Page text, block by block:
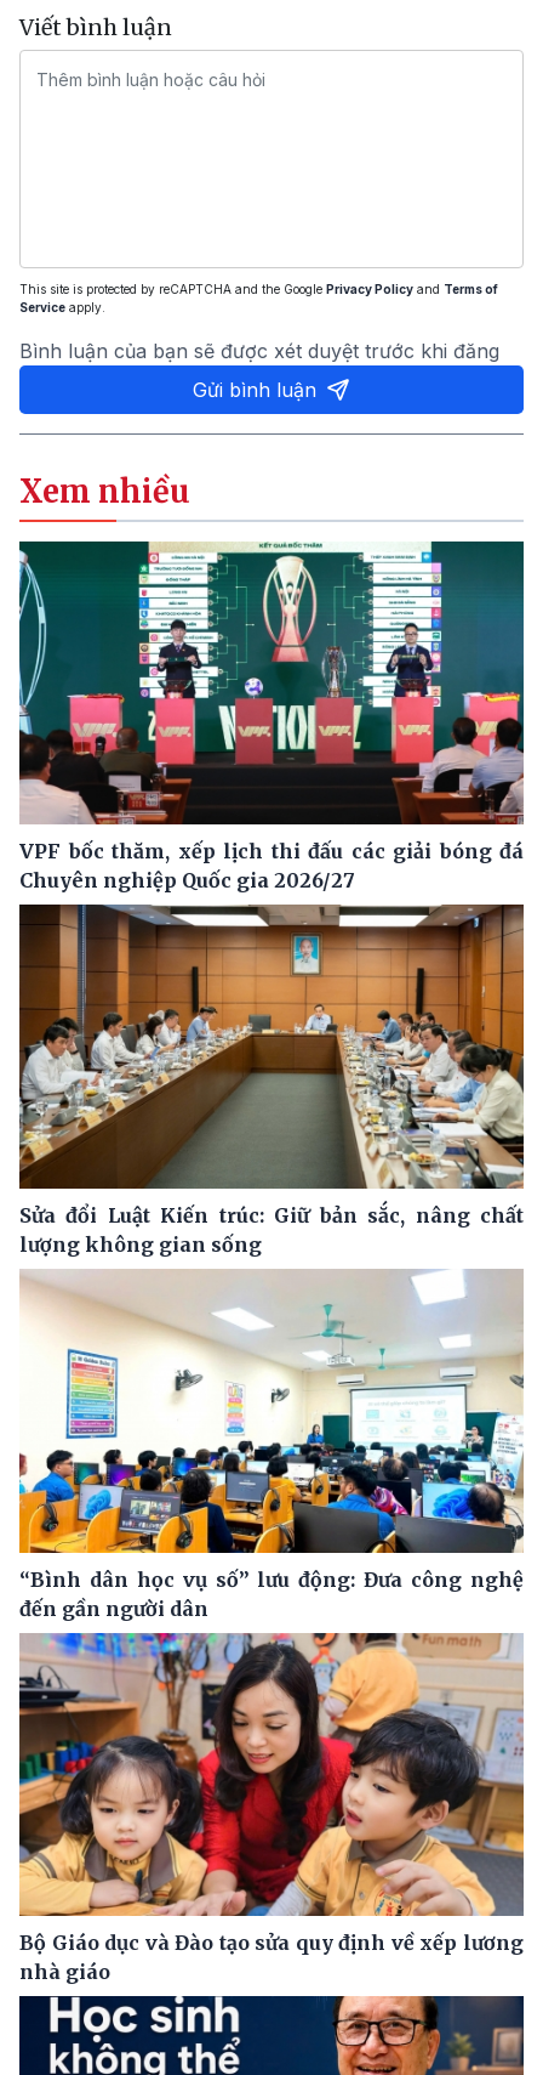
Viết bình luận
This site is protected by reCAPTCHA and the Google Privacy Policy and Terms of
Service apply.
Bình luận của bạn sẽ được xét duyệt trước khi đăng
Gửi bình luận
Xem nhiều
VPF bốc thăm, xếp lịch thi đấu các giải bóng đá
Chuyên nghiệp Quốc gia 2026/27
Sửa đổi Luật Kiến trúc: Giữ bản sắc, nâng chất
lượng không gian sống
“Bình dân học vụ số” lưu động: Đưa công nghệ
đến gần người dân
Bộ Giáo dục và Đào tạo sửa quy định về xếp lương
nhà giáo